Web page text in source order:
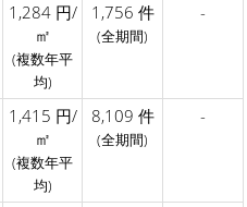
1,284 円/
㎡
(複数年平
均)
1,756 件
(全期間)
-
1,415 円/
㎡
(複数年平
均)
8,109 件
(全期間)
-